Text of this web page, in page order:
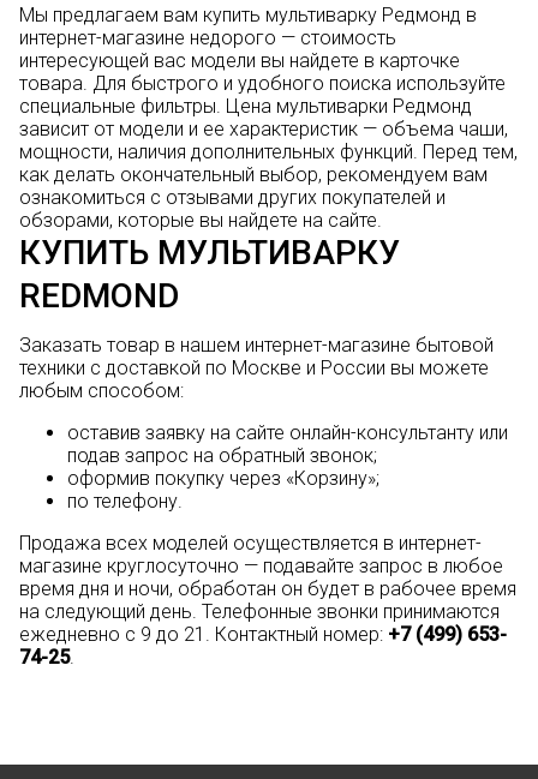
Мы предлагаем вам купить мультиварку Редмонд в
интернет-магазине недорого — стоимость
интересующей вас модели вы найдете в карточке
товара. Для быстрого и удобного поиска используйте
специальные фильтры. Цена мультиварки Редмонд
зависит от модели и ее характеристик — объема чаши,
мощности, наличия дополнительных функций. Перед тем,
как делать окончательный выбор, рекомендуем вам
ознакомиться с отзывами других покупателей и
обзорами, которые вы найдете на сайте.
КУПИТЬ МУЛЬТИВАРКУ
REDMOND
Заказать товар в нашем интернет-магазине бытовой
техники с доставкой по Москве и России вы можете
любым способом:
оставив заявку на сайте онлайн-консультанту или
подав запрос на обратный звонок;
оформив покупку через «Корзину»;
по телефону.
Продажа всех моделей осуществляется в интернет-
магазине круглосуточно — подавайте запрос в любое
время дня и ночи, обработан он будет в рабочее время
на следующий день. Телефонные звонки принимаются
ежедневно с 9 до 21. Контактный номер: +7 (499) 653-
74-25.